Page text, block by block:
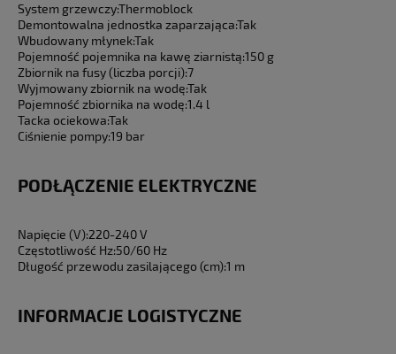
System grzewczy:Thermoblock
Demontowalna jednostka zaparzająca:Tak
Wbudowany młynek:Tak
Pojemność pojemnika na kawę ziarnistą:150 g
Zbiornik na fusy (liczba porcji):7
Wyjmowany zbiornik na wodę:Tak
Pojemność zbiornika na wodę:1.4 l
Tacka ociekowa:Tak
Ciśnienie pompy:19 bar
PODŁĄCZENIE ELEKTRYCZNE
Napięcie (V):220-240 V
Częstotliwość Hz:50/60 Hz
Długość przewodu zasilającego (cm):1 m
INFORMACJE LOGISTYCZNE